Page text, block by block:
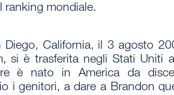
ranking mondiale.
Diego, California, il 3 agosto
si è trasferita negli Stati Uniti
è nato in America da
i genitori, a dare a Brandon